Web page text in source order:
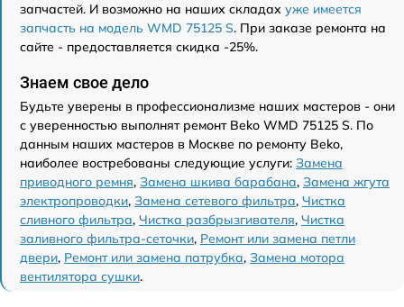
запчастей. И возможно на наших складах уже имеется
запчасть на модель WMD 75125 S. При заказе ремонта на
сайте - предоставляется скидка -25%.
Знаем свое дело
Будьте уверены в профессионализме наших мастеров - они
с уверенностью выполнят ремонт Beko WMD 75125 S. По
данным наших мастеров в Москве по ремонту Beko,
наиболее востребованы следующие услуги: Замена
приводного ремня, Замена шкива барабана, Замена жгута
электропроводки, Замена сетевого фильтра, Чистка
сливного фильтра, Чистка разбрызгивателя, Чистка
заливного фильтра-сеточки, Ремонт или замена петли
двери, Ремонт или замена патрубка, Замена мотора
вентилятора сушки.